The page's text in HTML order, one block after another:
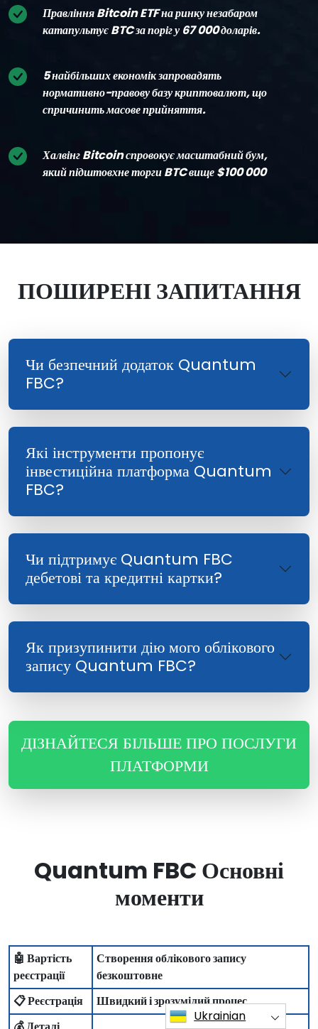
Правління Bitcoin ETF на ринку незабаром
катапультує BTC за поріг у 67 000 доларів.
5 найбільших економік запровадять
нормативно-правову базу криптовалют, що
спричинить масове прийняття.
Халвінг Bitcoin спровокує масштабний бум,
який підштовхне торги BTC вище $100 000
ПОШИРЕНІ ЗАПИТАННЯ
Чи безпечний додаток Quantum
FBC?
Які інструменти пропонує
інвестиційна платформа Quantum
FBC?
Чи підтримує Quantum FBC
дебетові та кредитні картки?
Як призупинити дію мого облікового
запису Quantum FBC?
ДІЗНАЙТЕСЯ БІЛЬШЕ ПРО ПОСЛУГИ
ПЛАТФОРМИ
Quantum FBC Основні
моменти
🤖 Вартість
реєстрації
Створення облікового запису
безкоштовне
📋 Реєстрація
Швидкий і зрозумілий процес
Ukrainian